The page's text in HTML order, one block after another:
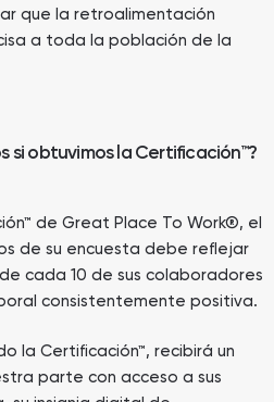
que la retroalimentación
a toda la población de la
si obtuvimos la Certificación™?
de Great Place To Work®, el
de su encuesta debe reflejar
cada 10 de sus colaboradores
consistentemente positiva.
la Certificación™, recibirá un
parte con acceso a sus